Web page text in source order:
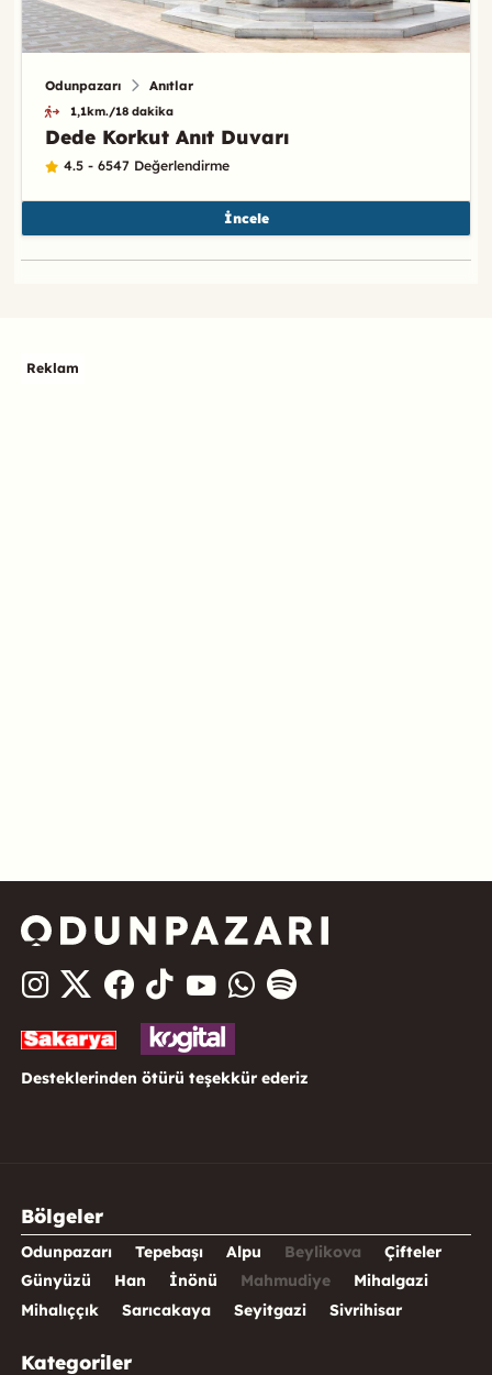
Odunpazarı Anıtlar
1,1km./18 dakika
Dede Korkut Anıt Duvarı
4.5 - 6547 Değerlendirme
İncele
Reklam
Desteklerinden ötürü teşekkür ederiz
Bölgeler
Odunpazarı Tepebaşı Alpu Beylikova
Çifteler
Günyüzü
Han İnönü Mahmudiye
Mihalgazi
Mihalıççık
Sarıcakaya Seyitgazi Sivrihisar
Kategoriler